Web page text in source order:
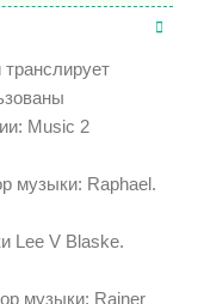
Music 2
музыки: Raphael.
Lee V Blaske.
музыки: Rainer